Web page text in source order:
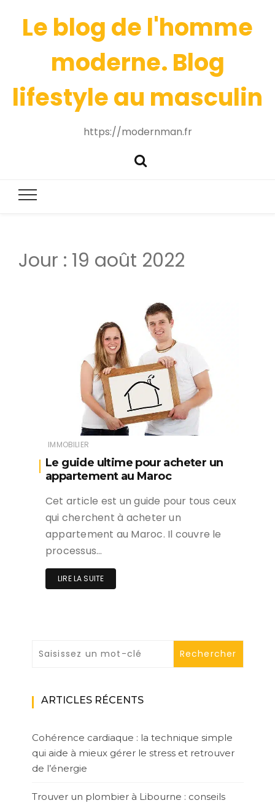
Le blog de l'homme
moderne. Blog
lifestyle au masculin
https://modernman.fr
Jour : 19 août 2022
IMMOBILIER
Le guide ultime pour acheter un
appartement au Maroc
Cet article est un guide pour tous ceux
qui cherchent à acheter un
appartement au Maroc. Il couvre le
processus…
LIRE LA SUITE
ARTICLES RÉCENTS
Cohérence cardiaque : la technique simple
qui aide à mieux gérer le stress et retrouver
de l’énergie
Trouver un plombier à Libourne : conseils